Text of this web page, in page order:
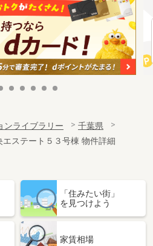
ンライブラリー
千葉県
エステート５３号棟 物件詳細
「住みたい街」
を見つけよう
家賃相場